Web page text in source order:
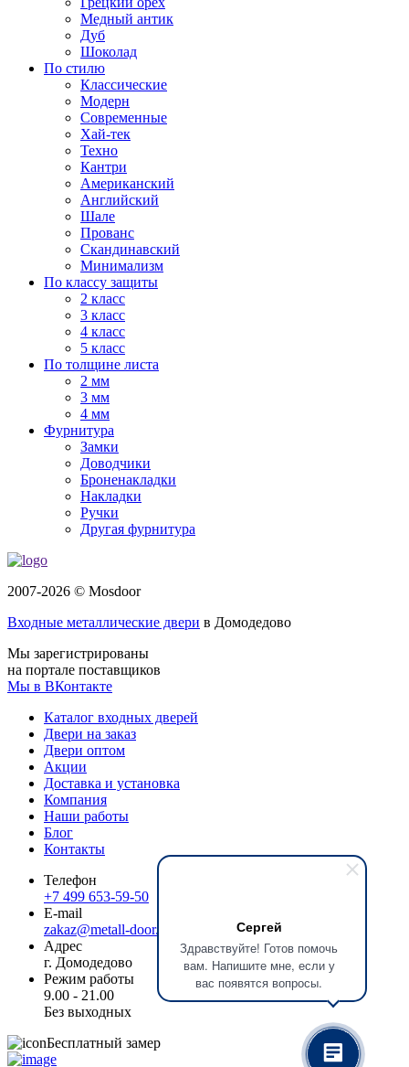
Сергей
Здравствуйте! Готов помочь
вам. Напишите мне, если у
вас появятся вопросы.
Медный антик
Дуб
Шоколад
По стилю
Классические
Модерн
Современные
Хай-тек
Техно
Кантри
Американский
Английский
Шале
Прованс
Скандинавский
Минимализм
По классу защиты
2 класс
3 класс
4 класс
5 класс
По толщине листа
2 мм
3 мм
4 мм
Фурнитура
Замки
Доводчики
Броненакладки
Накладки
Ручки
Другая фурнитура
2007-2026 © Mosdoor
Входные металлические двери в Домодедово
Мы зарегистрированы
на портале поставщиков
Мы в ВКонтакте
Каталог входных дверей
Двери на заказ
Двери оптом
Акции
Доставка и установка
Компания
Наши работы
Блог
Контакты
Телефон
+7 499 653-59-50
E-mail
zakaz@metall-door.ru
Адрес
г. Домодедово
Режим работы
9.00 - 21.00
Без выходных
Бесплатный замер